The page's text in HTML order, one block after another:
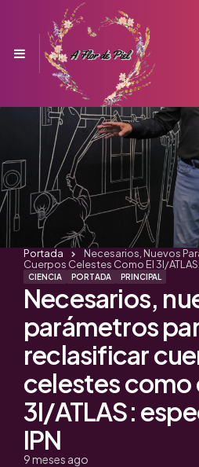
Menu
CIENCIA PORTADA PRINCIPAL
Necesarios,
parámetros
reclasificar
celestes como
3I/ATLAS:
IPN
9 meses ago
Portada
Necesarios, Nuevos
Cuerpos Celestes Como El 3I/